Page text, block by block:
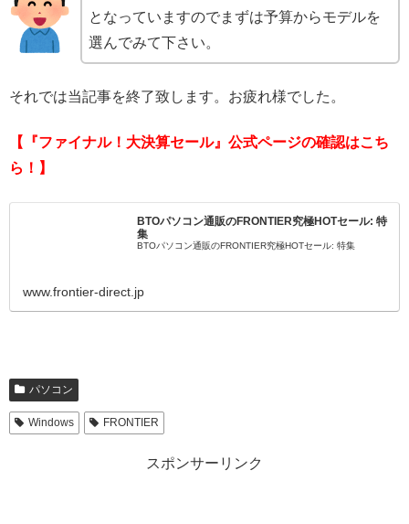
となっていますのでまずは予算からモデルを
選んでみて下さい。
それでは当記事を終了致します。お疲れ様でした。
【『ファイナル！大決算セール』公式ページの確認はこち
ら！】
BTOパソコン通販のFRONTIER究極HOTセール: 特
集
BTOパソコン通販のFRONTIER究極HOTセール: 特集
www.frontier-direct.jp
パソコン
Windows FRONTIER
スポンサーリンク